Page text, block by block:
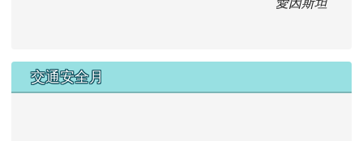
交通安全月